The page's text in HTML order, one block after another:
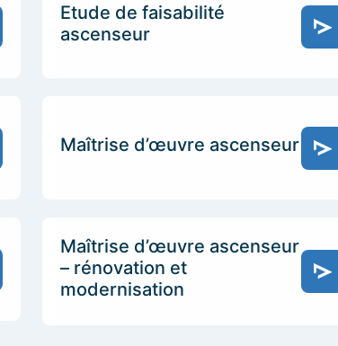
Etude de faisabilité
ascenseur
Maîtrise d’œuvre ascenseur
Maîtrise d’œuvre ascenseur
– rénovation et
modernisation